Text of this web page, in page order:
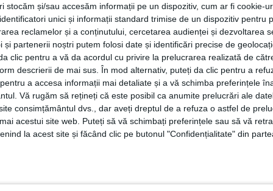
stocăm și/sau accesăm informații pe un dispozitiv, cum ar fi cookie-
unici și informații standard trimise de un dispozitiv pentru
reclamelor și a conținutului, cercetarea audienței și dezvoltarea
și partenerii noștri putem folosi date și identificări precise de
clic pentru a vă da acordul cu privire la prelucrarea realizată de
descrierii de mai sus. În mod alternativ, puteți da clic pentru a
a accesa informații mai detaliate și a vă schimba preferințele
Vă rugăm să rețineți că este posibil ca anumite prelucrări ale
consimțământul dvs., dar aveți dreptul de a refuza o astfel de
acestui site web. Puteți să vă schimbați preferințele sau să vă
la acest site și făcând clic pe butonul "Confidențialitate" din
să-l închidem?”, replică liberală fiind că
Felix Borceansă-i reamintească acestuia o
liberal era un foarte convins pesedist:
de mii și lucrarea era 40 de mii? La
o suferință din trecut, acum distorsionezi
de
niște șanțuri și ai luat 80 de